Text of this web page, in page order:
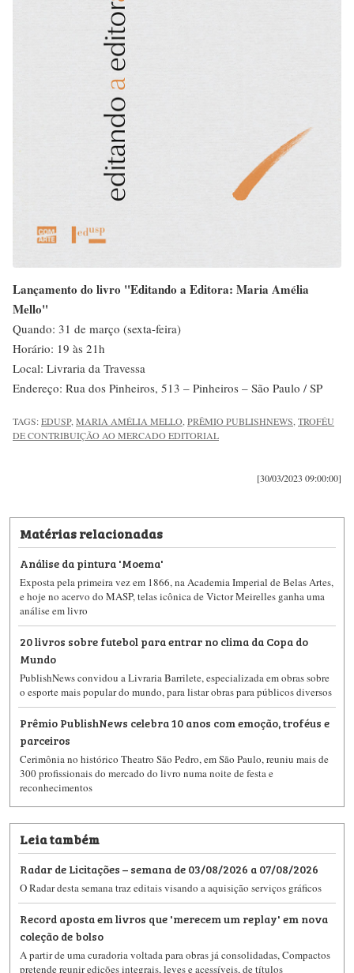
Lançamento do livro "Editando a Editora: Maria Amélia
Mello"
Quando: 31 de março (sexta-feira)
Horário: 19 às 21h
Local: Livraria da Travessa
Endereço: Rua dos Pinheiros, 513 – Pinheiros – São Paulo / SP
TAGS:EDUSP, MARIA AMÉLIA MELLO PRÊMIO PUBLISHNEWS TROFÉU
DE CONTRIBUIÇÃO AO MERCADO EDITORIAL
[30/03/2023 09:00:00]
Matérias relacionadas
Análise da pintura 'Moema'
Exposta pela primeira vez em 1866, na Academia Imperial de Belas Artes,
e hoje no acervo do MASP, telas icônica de Victor Meirelles ganha uma
análise em livro
20 livros sobre futebol para entrar no clima da Copa do
Mundo
PublishNews convidou a Livraria Barrilete, especializada em obras sobre
o esporte mais popular do mundo, para listar obras para públicos diversos
Prêmio PublishNews celebra 10 anos com emoção, troféus e
parceiros
Cerimônia no histórico Theatro São Pedro, em São Paulo, reuniu mais de
300 profissionais do mercado do livro numa noite de festa e
reconhecimentos
Leia também
Radar de Licitações – semana de 03/08/2026 a 07/08/2026
O Radar desta semana traz editais visando a aquisição serviços gráficos
Record aposta em livros que 'merecem um replay' em nova
coleção de bolso
A partir de uma curadoria voltada para obras já consolidadas, Compactos
pretende reunir edições integrais, leves e acessíveis, de títulos